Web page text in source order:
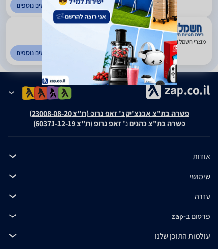
לפרטים נוספים
4.51
(1078)
מוצרי חשמל ואלקטרוניקה. פריסה ארצית
לפרטים נוספים
פשרה בת"צ אבנצ'יק נ' זאפ גרופ (ת"צ 23008-08-20)
פשרה בת"צ כהנים נ' זאפ גרופ (ת"צ 60371-12-19)
אודות
שימושי
עזרה
פרסום ב-zap
עולמות התוכן שלנו